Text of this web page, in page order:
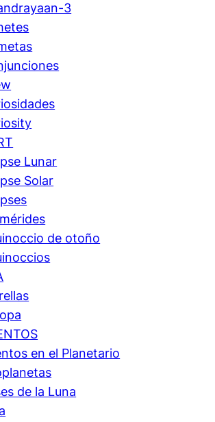
3
Lunar
Solar
de otoño
en el Planetario
de la Luna